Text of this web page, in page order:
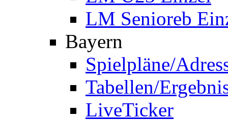
LM Senioreb
Bayern
Spielpläne/
Tabellen/
LiveTicker